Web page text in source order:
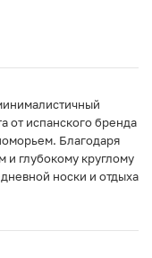
от испанского бренда
Благодаря
и глубокому круглому
носки и отдыха